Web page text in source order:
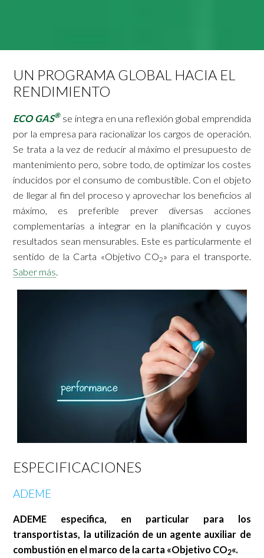
UN PROGRAMA GLOBAL HACIA EL
RENDIMIENTO
ECO GAS®se integra en una reflexión global emprendida
por la empresa para racionalizar los cargos de operación.
Se trata a la vez de reducir al máximo el presupuesto de
mantenimiento pero, sobre todo, de optimizar los costes
inducidos por el consumo de combustible. Con el objeto
de llegar al fin del proceso y aprovechar los beneficios al
máximo, es preferible prever diversas acciones
complementarias a integrar en la planificación y cuyos
resultados sean mensurables. Este es particularmente el
sentido de la Carta «Objetivo CO2» para el transporte.
Saber más
ESPECIFICACIONES
ADEME
ADEME especifica, en particular para los
transportistas, la utilización de un agente auxiliar de
combustión en el marco de la carta «Objetivo CO2«.